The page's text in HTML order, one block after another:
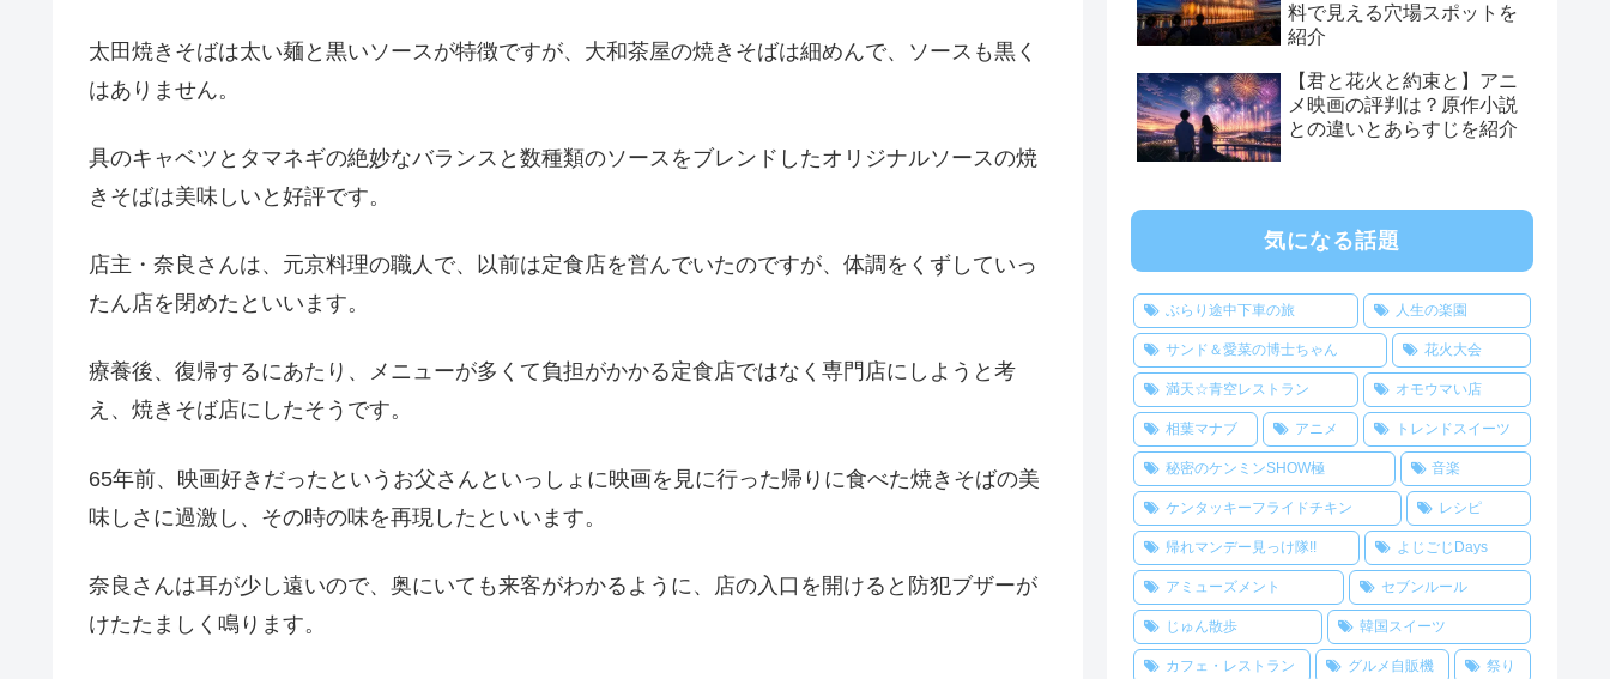
太田焼きそばは太い麺と黒いソースが特徴ですが、大和茶屋の焼きそばは細めんで、ソースも黒く
はありません。
具のキャベツとタマネギの絶妙なバランスと数種類のソースをブレンドしたオリジナルソースの焼
きそばは美味しいと好評です。
店主・奈良さんは、元京料理の職人で、以前は定食店を営んでいたのですが、体調をくずしていっ
たん店を閉めたといいます。
療養後、復帰するにあたり、メニューが多くて負担がかかる定食店ではなく専門店にしようと考
え、焼きそば店にしたそうです。
65年前、映画好きだったというお父さんといっしょに映画を見に行った帰りに食べた焼きそばの美
味しさに過激し、その時の味を再現したといいます。
奈良さんは耳が少し遠いので、奥にいても来客がわかるように、店の入口を開けると防犯ブザーが
けたたましく鳴ります。
料で見える穴場スポットを
紹介
【君と花火と約束と】アニ
メ映画の評判は？原作小説
との違いとあらすじを紹介
気になる話題
ぶらり途中下車の旅 人生の楽園
サンド＆愛菜の博士ちゃん 花火大会
満天☆青空レストラン オモウマい店
相葉マナブ アニメ トレンドスイーツ
秘密のケンミンSHOW極 音楽
ケンタッキーフライドチキン レシピ
帰れマンデー見っけ隊!! よじごじDays
アミューズメント セブンルール
じゅん散歩 韓国スイーツ
カフェ・レストラン グルメ自販機 祭り